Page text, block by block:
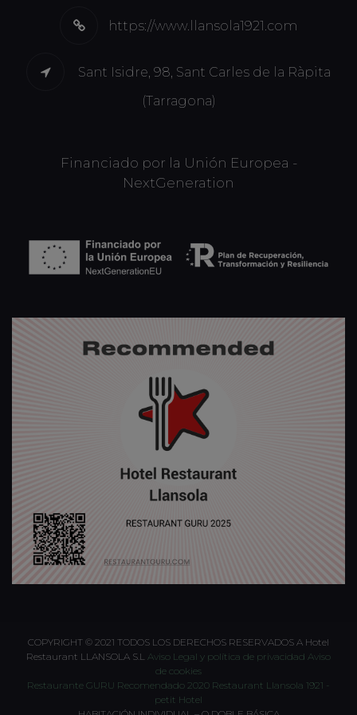
https://www.llansola1921.com
Sant Isidre, 98, Sant Carles de la Ràpita
(Tarragona)
Financiado por la Unión Europea -
NextGeneration
COPYRIGHT © 2021 TODOS LOS DERECHOS RESERVADOS A Hotel
Restaurant LLANSOLA S.L Aviso Legal y política de privacidad Aviso
de cookies
Restaurante GURU Recomendado 2020 Restaurant Llansola 1921 -
petit Hotel